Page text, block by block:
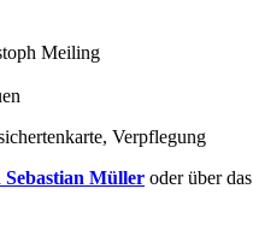
Meiling
Verpflegung
Müller oder über das